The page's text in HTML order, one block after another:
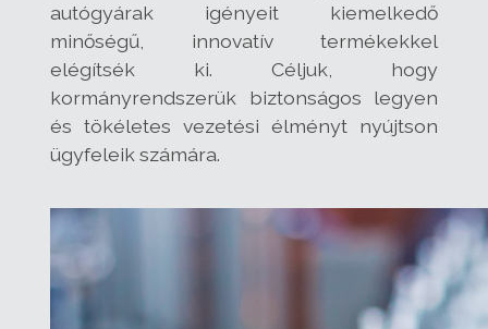
autógyárak igényeit kiemelkedő
minőségű, innovatív termékekkel
elégítsék ki. Céljuk, hogy
kormányrendszerük biztonságos legyen
és tökéletes vezetési élményt nyújtson
ügyfeleik számára.